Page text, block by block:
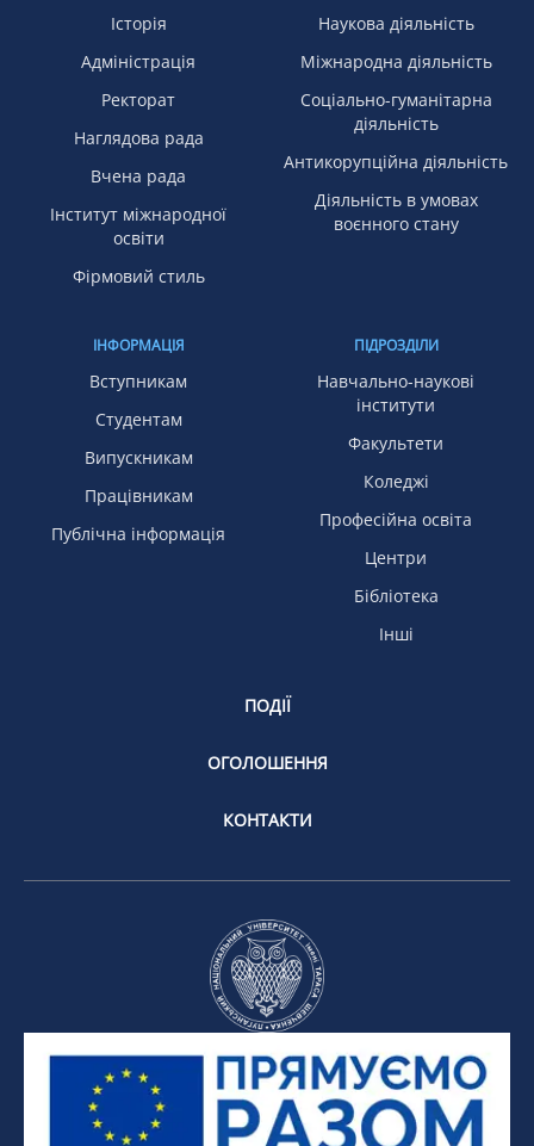
Історія
Адміністрація
Ректорат
Наглядова рада
Вчена рада
Інститут міжнародної
освіти
Фірмовий стиль
Наукова діяльність
Міжнародна діяльність
Соціально-гуманітарна
діяльність
Антикорупційна діяльність
Діяльність в умовах
воєнного стану
ІНФОРМАЦІЯ
Вступникам
Студентам
Випускникам
Працівникам
Публічна інформація
ПІДРОЗДІЛИ
Навчально-наукові
інститути
Факультети
Коледжі
Професійна освіта
Центри
Бібліотека
Інші
ПОДІЇ
ОГОЛОШЕННЯ
КОНТАКТИ